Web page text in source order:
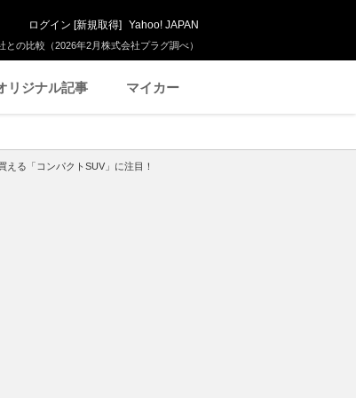
の比較（2026年2月株式会社プラグ調べ）
ログイン [新規取得] Yahoo! JAPAN
リジナル記事 マイカー
える「コンパクトSUV」に注目！